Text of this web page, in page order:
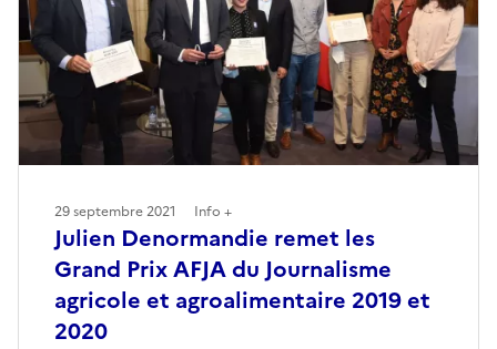
Julien Denormandie remet les
Grand Prix AFJA du Journalisme
agricole et agroalimentaire 2019 et
2020
29 septembre 2021 Info +